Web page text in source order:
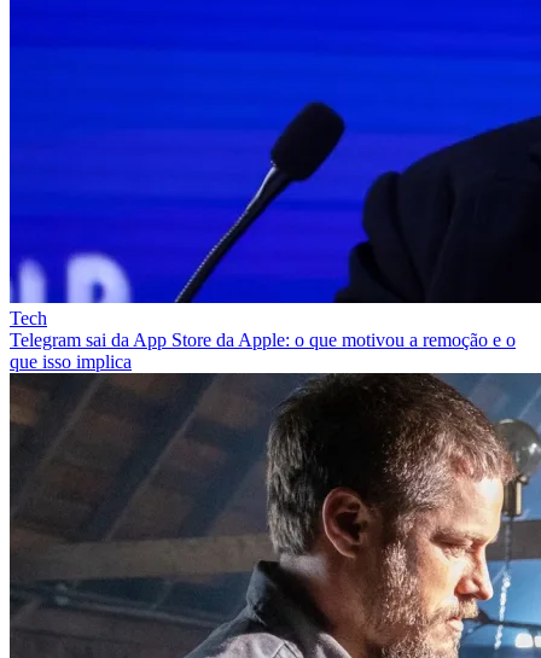
Tech
Telegram sai da App Store da Apple: o que motivou a remoção e o
que isso implica